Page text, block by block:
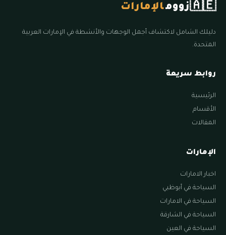
🇦🇪زوومالإمارات
دليلك الشامل لاكتشاف أجمل الوجهات والأنشطة في الإمارات العربية
المتحدة.
روابط سريعة
الرئيسية
الأقسام
المقالات
الإمارات
اخبار الامارات
السياحة في أبوظبي
السياحة في الامارات
السياحة في الشارقة
السياحة في العين